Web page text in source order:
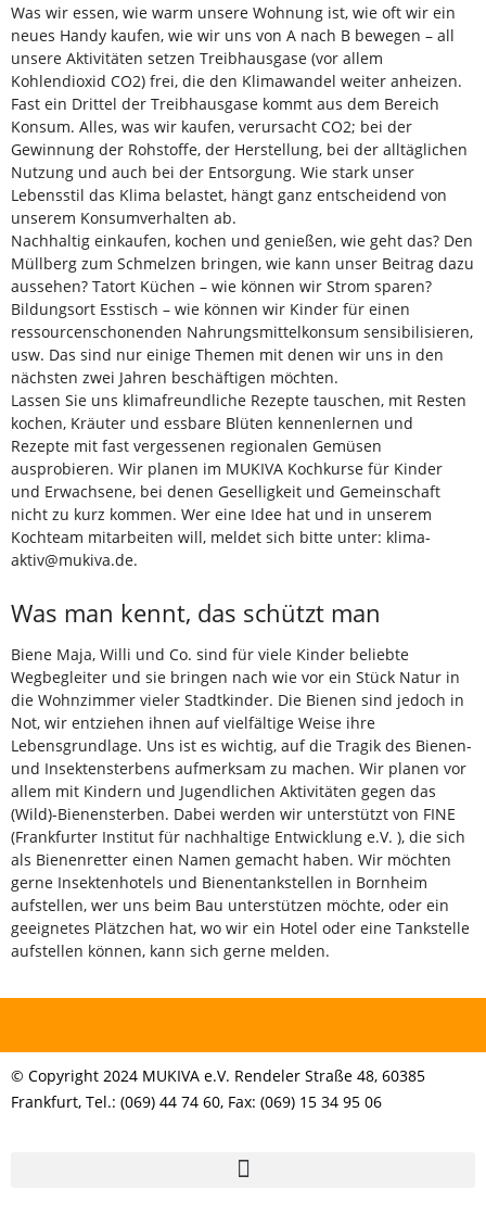
Was wir essen, wie warm unsere Wohnung ist, wie oft wir ein
neues Handy kaufen, wie wir uns von A nach B bewegen – all
unsere Aktivitäten setzen Treibhausgase (vor allem
Kohlendioxid CO2) frei, die den Klimawandel weiter anheizen.
Fast ein Drittel der Treibhausgase kommt aus dem Bereich
Konsum. Alles, was wir kaufen, verursacht CO2; bei der
Gewinnung der Rohstoffe, der Herstellung, bei der alltäglichen
Nutzung und auch bei der Entsorgung. Wie stark unser
Lebensstil das Klima belastet, hängt ganz entscheidend von
unserem Konsumverhalten ab.
Nachhaltig einkaufen, kochen und genießen, wie geht das? Den
Müllberg zum Schmelzen bringen, wie kann unser Beitrag dazu
aussehen? Tatort Küchen – wie können wir Strom sparen?
Bildungsort Esstisch – wie können wir Kinder für einen
ressourcenschonenden Nahrungsmittelkonsum sensibilisieren,
usw. Das sind nur einige Themen mit denen wir uns in den
nächsten zwei Jahren beschäftigen möchten.
Lassen Sie uns klimafreundliche Rezepte tauschen, mit Resten
kochen, Kräuter und essbare Blüten kennenlernen und
Rezepte mit fast vergessenen regionalen Gemüsen
ausprobieren. Wir planen im MUKIVA Kochkurse für Kinder
und Erwachsene, bei denen Geselligkeit und Gemeinschaft
nicht zu kurz kommen. Wer eine Idee hat und in unserem
Kochteam mitarbeiten will, meldet sich bitte unter: klima-
aktiv@mukiva.de.
Was man kennt, das schützt man
Biene Maja, Willi und Co. sind für viele Kinder beliebte
Wegbegleiter und sie bringen nach wie vor ein Stück Natur in
die Wohnzimmer vieler Stadtkinder. Die Bienen sind jedoch in
Not, wir entziehen ihnen auf vielfältige Weise ihre
Lebensgrundlage. Uns ist es wichtig, auf die Tragik des Bienen-
und Insektensterbens aufmerksam zu machen. Wir planen vor
allem mit Kindern und Jugendlichen Aktivitäten gegen das
(Wild)-Bienensterben. Dabei werden wir unterstützt von FINE
(Frankfurter Institut für nachhaltige Entwicklung e.V. ), die sich
als Bienenretter einen Namen gemacht haben. Wir möchten
gerne Insektenhotels und Bienentankstellen in Bornheim
aufstellen, wer uns beim Bau unterstützen möchte, oder ein
geeignetes Plätzchen hat, wo wir ein Hotel oder eine Tankstelle
aufstellen können, kann sich gerne melden.
© Copyright 2024 MUKIVA e.V. Rendeler Straße 48, 60385
Frankfurt, Tel.: (069) 44 74 60, Fax: (069) 15 34 95 06